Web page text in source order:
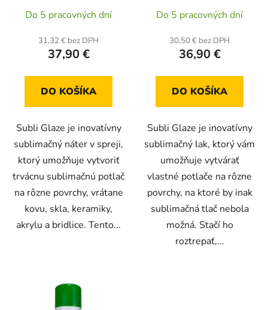
povrchy (250ml)
hodnotenie
produktu
je
z
Do 5 pracovných dní
31,32 € bez DPH
37,90 €
DO KOŠÍKA
Subli Glaze je inovatívny
sublimačný náter v spreji,
ktorý umožňuje vytvoriť
trvácnu sublimačnú potlač
na rôzne povrchy, vrátane
kovu, skla, keramiky,
akrylu a bridlice. Tento...
(400 ml)
hodnotenie
produktu
je
z
Do 5 pracovných dní
30,50 € bez DPH
36,90 €
DO KOŠÍKA
Subli Glaze je inovatívny
sublimačný lak, ktorý vám
umožňuje vytvárať
vlastné potlače na rôzne
povrchy, na ktoré by inak
sublimačná tlač nebola
možná. Stačí ho
roztrepať,...